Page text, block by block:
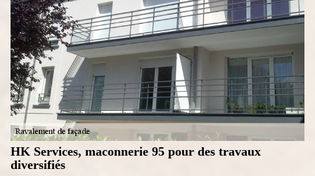
HK Services, maconnerie 95 pour des travaux
diversifiés